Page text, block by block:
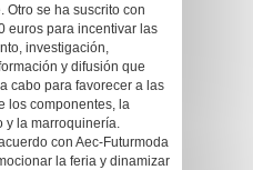
Otro se ha suscrito con
euros para incentivar las
investigación,
y difusión que
cabo para favorecer a las
los componentes, la
y la marroquinería.
con Aec-Futurmoda
la feria y dinamizar